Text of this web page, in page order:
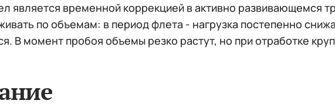
является временной коррекцией в активно развивающемся
по объемам: в период флета - нагрузка постепенно
В момент пробоя объемы резко растут, но при отработке